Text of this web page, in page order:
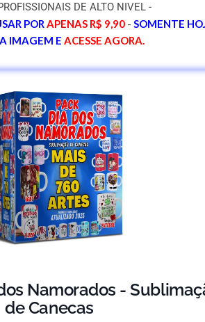
DE ALTO NIVEL -
PORAPENAS R$ 9,90 - SOMENTE
IMAGEM E ACESSE AGORA.
Namorados -
de Canecas